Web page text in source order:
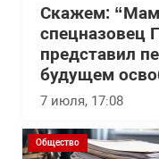
Скажем:
спецназовец
представил
будущем
7 июля, 17:08
Общество